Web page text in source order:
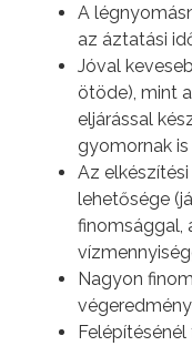
A
az áztatási
Jóval
ötöde), mint
eljárással
gyomornak
Az
lehetősége
finomsággal,
Nagyon
végeredmény